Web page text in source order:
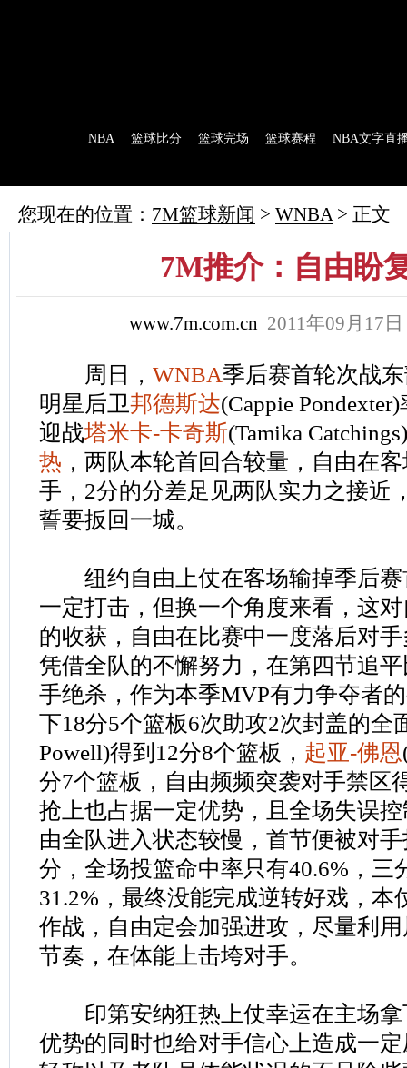
NBA 篮球比分 篮球完场 篮球赛程 NBA文字直
您现在的位置： 7M篮球新闻 > WNBA> 正文
7M推介：自由盼
www.7m.com.cn 2011年09月17
周日， WNBA季后赛首轮次战
明星后卫邦德斯达(Cappie
迎战塔米卡-卡奇斯(Tamika
热 ，两队本轮首回合较量，自由在
手，2分的分差足见两队实力之接近
誓要扳回一城。
纽约自由上仗在客场输掉季后赛
一定打击，但换一个角度来看，这
的收获，自由在比赛中一度落后对
凭借全队的不懈努力，在第四节追
手绝杀，作为本季MVP有力争夺者
下18分5个篮板6次助攻2次封盖的全
Powell)得到12分8个篮板， 起亚-佛恩
分7个篮板，自由频频突袭对手禁区
抢上也占据一定优势，且全场失误
由全队进入状态较慢，首节便被对
分，全场投篮命中率只有40.6%，三
31.2%，最终没能完成逆转好戏，本
作战，自由定会加强进攻，尽量利
节奏，在体能上击垮对手。
印第安纳狂热上仗幸运在主场拿
优势的同时也给对手信心上造成一